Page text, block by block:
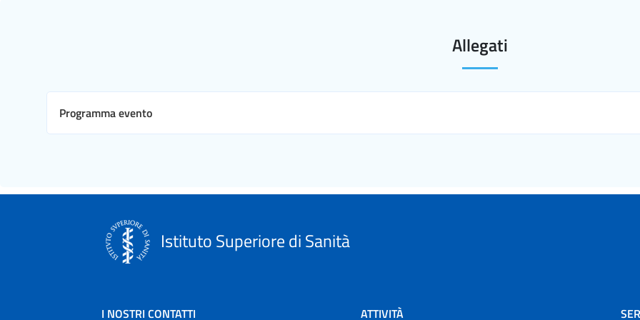
Allegati
Programma evento
Istituto Superiore di Sanità
I NOSTRI CONTATTI ATTIVITÀ